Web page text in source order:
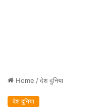
Home /देश दुनिया
देश दुनिया